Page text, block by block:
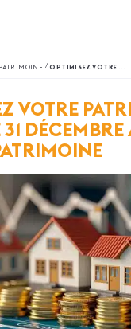
PATRIMOINE /
VOTRE
DÉCEMBRE